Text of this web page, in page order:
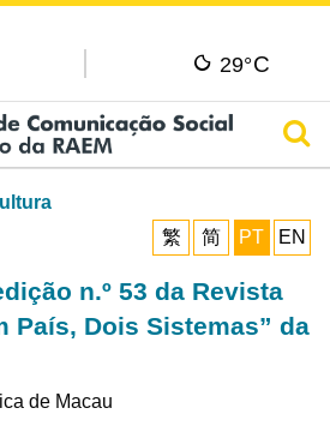
29°C
繁
简 PT EN
n.º 53 da Revista
País, Dois Sistemas” da
de Macau